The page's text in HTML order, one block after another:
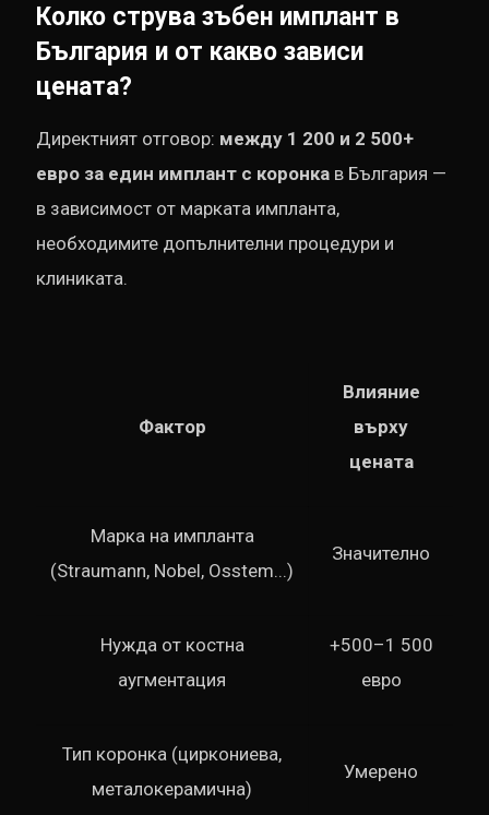
Колко струва зъбен имплант в
България и от какво зависи
цената?
Директният отговор: между 1 200 и 2 500+
евро за един имплант с коронка в България —
в зависимост от марката импланта,
необходимите допълнителни процедури и
клиниката.
Фактор
Влияние
върху
цената
Марка на импланта
(Straumann, Nobel, Osstem...)
Значително
Нужда от костна
аугментация
+500–1 500
евро
Тип коронка (циркониева,
металокерамична)
Умерено